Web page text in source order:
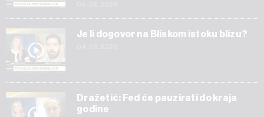
Je li dogovor na Bliskom istoku blizu?
Dražetić: Fed će pauzirati do kraja
godine